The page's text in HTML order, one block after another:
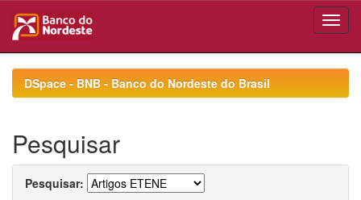
navigationDSpace - BNB - Banco do Nordeste do Brasil
Pesquisar
Pesquisar: